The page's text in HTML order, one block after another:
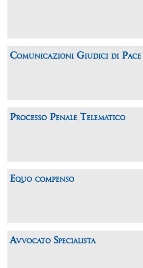
Comunicazioni Giudici di Pace
Processo Penale Telematico
Equo compenso
Avvocato Specialista